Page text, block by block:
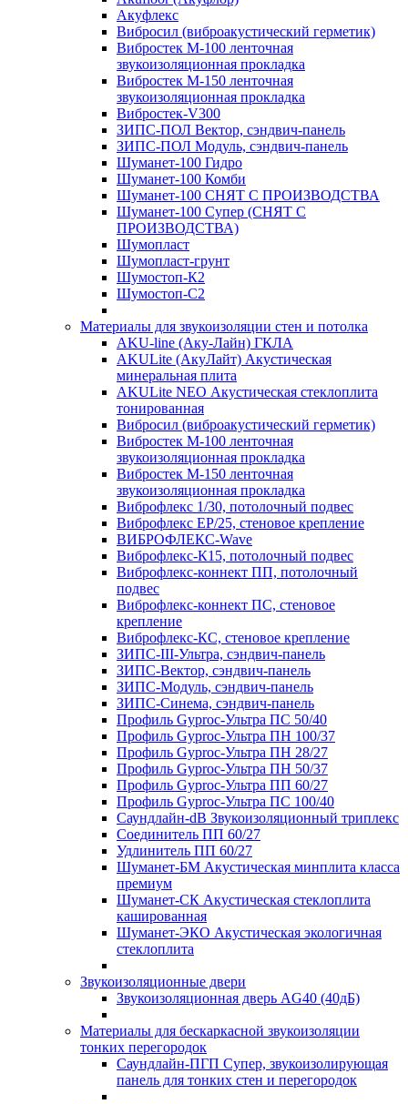
Акуфлекс
Вибросил (виброакустический герметик)
Вибростек М-100 ленточная
звукоизоляционная прокладка
Вибростек М-150 ленточная
звукоизоляционная прокладка
Вибростек-V300
ЗИПС-ПОЛ Вектор, сэндвич-панель
ЗИПС-ПОЛ Модуль, сэндвич-панель
Шуманет-100 Гидро
Шуманет-100 Комби
Шуманет-100 СНЯТ С ПРОИЗВОДСТВА
Шуманет-100 Супер (СНЯТ С
ПРОИЗВОДСТВА)
Шумопласт
Шумопласт-грунт
Шумостоп-К2
Шумостоп-С2
Материалы для звукоизоляции стен и потолка
AKU-line (Aку-Лайн) ГКЛА
AKULite (АкуЛайт) Акустическая
минеральная плита
AKULite NEO Акустическая стеклоплита
тонированная
Вибросил (виброакустический герметик)
Вибростек М-100 ленточная
звукоизоляционная прокладка
Вибростек М-150 ленточная
звукоизоляционная прокладка
Виброфлекс 1/30, потолочный подвес
Виброфлекс EP/25, стеновое крепление
ВИБРОФЛЕКС-Wave
Виброфлекс-К15, потолочный подвес
Виброфлекс-коннект ПП, потолочный
подвес
Виброфлекс-коннект ПС, стеновое
крепление
Виброфлекс-КС, стеновое крепление
ЗИПС-III-Ультра, сэндвич-панель
ЗИПС-Вектор, сэндвич-панель
ЗИПС-Модуль, сэндвич-панель
ЗИПС-Синема, сэндвич-панель
Профиль Gyproc-Ультра ПC 50/40
Профиль Gyproc-Ультра ПН 100/37
Профиль Gyproc-Ультра ПН 28/27
Профиль Gyproc-Ультра ПН 50/37
Профиль Gyproc-Ультра ПП 60/27
Профиль Gyproc-Ультра ПС 100/40
Саундлайн-dB Звукоизоляционный триплекс
Соединитель ПП 60/27
Удлинитель ПП 60/27
Шуманет-БМ Акустическая минплита класса
премиум
Шуманет-СК Акустическая стеклоплита
кашированная
Шуманет-ЭКО Акустическая экологичная
стеклоплита
Звукоизоляционные двери
Звукоизоляционная дверь AG40 (40дБ)
Материалы для бескаркасной звукоизоляции
тонких перегородок
Саундлайн-ПГП Супер, звукоизолирующая
панель для тонких стен и перегородок